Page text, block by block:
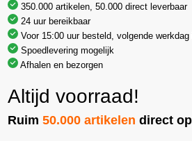
350.000 artikelen, 50.000 direct leverbaar
24 uur bereikbaar
Voor 15:00 uur besteld, volgende werkdag
Spoedlevering mogelijk
Afhalen en bezorgen
Altijd voorraad!
Ruim50.000 artikelen direct